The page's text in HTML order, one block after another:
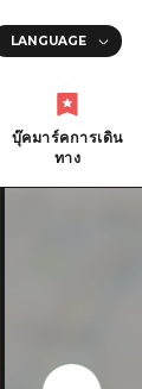
บุ๊คมาร์คการเดิน
ทาง